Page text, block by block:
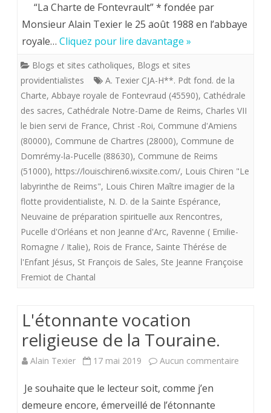
imagier
«
flotte
offre
aux
royalistes
“Le
labyrinthe
de
Reims”
“La Charte de Fontevrault” * fondée par
Monsieur Alain Texier le 25 août 1988 en l’abbaye
royale… Cliquez pour lire davantage »
Blogs et sites catholiques, Blogs et sites
providentialistes
A. Texier CJA-H**. Pdt fond. de la
Charte, Abbaye royale de Fontevraud (45590), Cathédrale
des sacres, Cathédrale Notre-Dame de Reims, Charles VII
le bien servi de France, Christ -Roi, Commune d'Amiens
(80000), Commune de Chartres (28000), Commune de
Domrémy-la-Pucelle (88630), Commune de Reims
(51000), https://louischiren6.wixsite.com/, Louis Chiren "Le
labyrinthe de Reims", Louis Chiren Maître imagier de la
flotte providentialiste, N. D. de la Sainte Espérance,
Neuvaine de préparation spirituelle aux Rencontres,
Pucelle d'Orléans et non Jeanne d'Arc, Ravenne ( Emilie-
Romagne / Italie), Rois de France, Sainte Thérése de
l'Enfant Jésus, St François de Sales, Ste Jeanne Françoise
Fremiot de Chantal
L'étonnante vocation
religieuse de la Touraine.
Alain Texier 17 mai 2019 Aucun commentaire
Je souhaite que le lecteur soit, comme j’en
demeure encore, émerveillé de l’étonnante